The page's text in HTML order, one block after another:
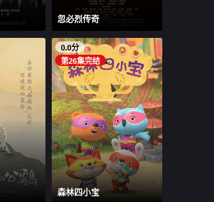
忽必烈传奇
0.0分
第26集完结
森林四小宝